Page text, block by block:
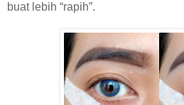
buat lebih “rapih”.